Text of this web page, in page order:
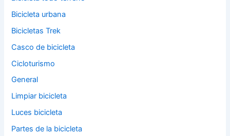
Bicicleta urbana
Bicicletas Trek
Casco de bicicleta
Cicloturismo
General
Limpiar bicicleta
Luces bicicleta
Partes de la bicicleta